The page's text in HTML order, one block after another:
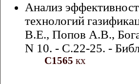
Анализ
технологий
В.Е., Попов А.В.,
N 10. - С.22-25. -
С1565 кх